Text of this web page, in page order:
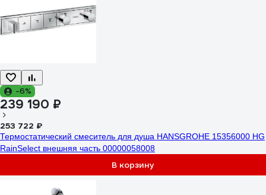
-6%
239 190 ₽
253 722 ₽
Термостатический смеситель для душа HANSGROHE 15356000 HG
RainSelect внешняя часть 00000058008
В корзину